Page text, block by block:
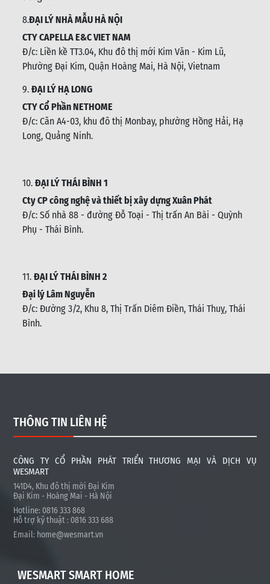
8.ĐẠI LÝ NHÀ MẪU HÀ NỘI
CTY CAPELLA E&C VIET NAM
Đ/c: Liền kề TT3.04, Khu đô thị mới Kim Văn - Kim Lũ,
Phường Đại Kim, Quận Hoàng Mai, Hà Nội, Vietnam
9. ĐẠI LÝ HẠ LONG
CTY Cổ Phần NETHOME
Đ/c: Căn A4-03, khu đô thị Monbay, phường Hồng Hải, Hạ
Long, Quảng Ninh.
10. ĐẠI LÝ THÁI BÌNH 1
Cty CP công nghệ và thiết bị xây dựng Xuân Phát
Đ/c: Số nhà 88 - đường Đỗ Toại - Thị trấn An Bài - Quỳnh
Phụ - Thái Bình.
11. ĐẠI LÝ THÁI BÌNH 2
Đại lý Lâm Nguyễn
Đ/c: Đường 3/2, Khu 8, Thị Trấn Diêm Điền, Thái Thuỵ, Thái
Bình.
THÔNG TIN LIÊN HỆ
CÔNG TY CỔ PHẦN PHÁT TRIỂN THƯƠNG MẠI VÀ DỊCH VỤ
WESMART
141D4, Khu đô thị mới Đại Kim
Đại Kim - Hoàng Mai - Hà Nội
Hotline: 0816 333 868
Hỗ trợ kỹ thuật : 0816 333 688
Email: home@wesmart.vn
WESMART SMART HOME